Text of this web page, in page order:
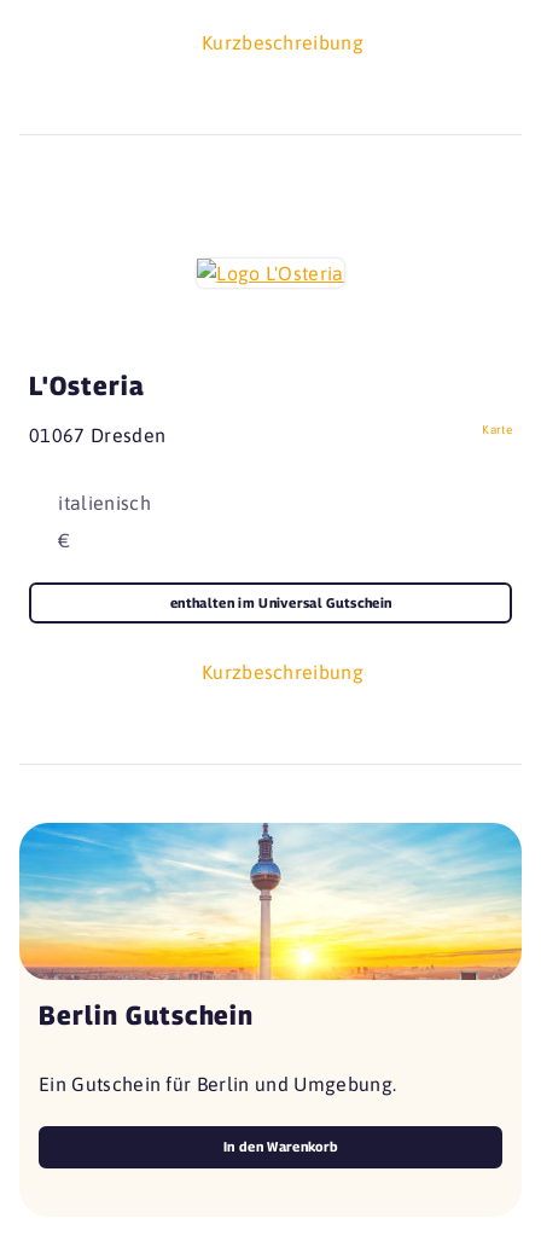
Kurzbeschreibung
L'Osteria
01067 Dresden Karte
italienisch
€
Kurzbeschreibung
enthalten im Universal Gutschein
Berlin Gutschein
Ein Gutschein für Berlin und Umgebung.
In den Warenkorb